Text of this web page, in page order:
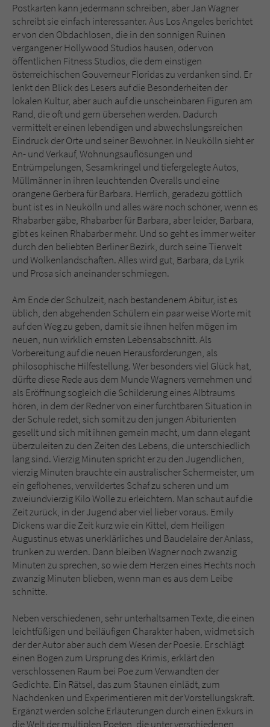
Postkarten kann jedermann schreiben, aber Jan Wagner
schreibt sie einfach interessanter. Aus Los Angeles berichtet
er von den Obdachlosen, die in den sonnigen Ruinen
vergangener Hollywood Studios hausen, oder von
öffentlichen Fitness Studios, die dem einstigen
österreichischen Gouverneur Floridas zu verdanken sind. Er
lenkt den Blick des Lesers auf die Besonderheiten der
lokalen Kultur, aber auch auf die unscheinbaren Figuren am
Rand, die oft und gern übersehen werden. Dadurch
vermittelt er einen lebendigen und abwechslungsreichen
Eindruck der Orte und seiner Bewohner. In Neukölln sieht er
An- und Verkauf, Wohnungsauflösungen und
Entrümpelungen, Sesamkringel und tiefergelegte Autos,
Müllmänner in ihren leuchtenden Overalls und eine
orangene Gerbera für Barbara. Herrlich, geradezu göttlich
bunt ist es in Neukölln und alles wäre noch schöner, wenn es
Rhabarber gäbe, Rhabarber für Barbara, aber leider, Barbara,
gibt es keinen Rhabarber mehr. Und so geht es immer weiter
durch den beliebten Berliner Bezirk, durch seine Tierwelt
und Wolkenlandschaften. Alles wird gut, Barbara, da Lyrik
und Prosa sich aneinander schmiegen.
Am Ende der Schulzeit, nach bestandenem Abitur, ist es
üblich, den abgehenden Schülern ein paar weise Worte mit
auf den Weg zu geben, damit sie ihnen helfen mögen im
neuen, nun wirklich ernsten Lebensabschnitt. Als
Vorbereitung auf die neuen Herausforderungen, als
philosophische Hilfestellung. Wer besonders viel Glück hat,
dürfte diese Rede aus dem Munde Wagners vernehmen und
als Eröffnung sogleich die Schilderung eines Albtraums
hören, in dem der Redner von einer furchtbaren Situation in
der Schule redet, sich somit zu den jungen Abiturienten
gesellt und sich mit ihnen gemein macht, um dann elegant
überzuleiten zu den Zeiten des Lebens, die unterschiedlich
lang sind. Vierzig Minuten spricht er zu den Jugendlichen,
vierzig Minuten brauchte ein australischer Schermeister, um
ein geflohenes, verwildertes Schaf zu scheren und um
zweiundvierzig Kilo Wolle zu erleichtern. Man schaut auf die
Zeit zurück, in der Jugend aber viel lieber voraus. Emily
Dickens war die Zeit kurz wie ein Kittel, dem Heiligen
Augustinus etwas unerklärliches und Baudelaire der Anlass,
trunken zu werden. Dann bleiben Wagner noch zwanzig
Minuten zu sprechen, so wie dem Herzen eines Hechts noch
zwanzig Minuten blieben, wenn man es aus dem Leibe
schnitte.
Neben verschiedenen, sehr unterhaltsamen Texte, die einen
leichtfüßigen und beiläufigen Charakter haben, widmet sich
der der Autor aber auch dem Wesen der Poesie. Er schlägt
einen Bogen zum Ursprung des Krimis, erklärt den
verschlossenen Raum bei Poe zum Verwandten der
Gedichte. Ein Rätsel, das zum Staunen einlädt, zum
Nachdenken und Experimentieren mit der Vorstellungskraft.
Ergänzt werden solche Erläuterungen durch einen Exkurs in
die Welt der multiplen Poeten, die unter verschiedenen